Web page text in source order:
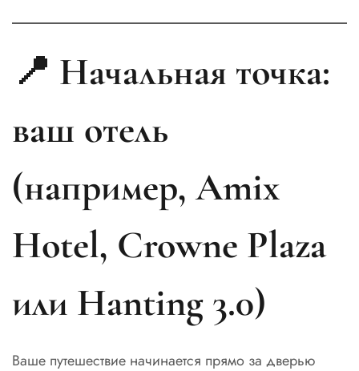
📍 Начальная точка:
ваш отель
(например, Amix
Hotel, Crowne Plaza
или Hanting 3.0)
Ваше путешествие начинается прямо за дверью